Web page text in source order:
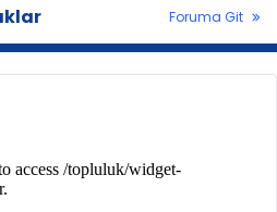
Foruma Git